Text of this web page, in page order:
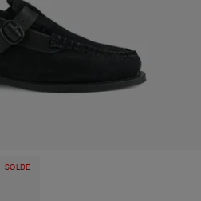
SOLDE